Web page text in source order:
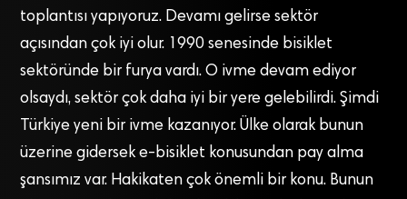
toplantısı yapıyoruz. Devamı gelirse sektör
açısından çok iyi olur. 1990 senesinde bisiklet
sektöründe bir furya vardı. O ivme devam ediyor
olsaydı, sektör çok daha iyi bir yere gelebilirdi. Şimdi
Türkiye yeni bir ivme kazanıyor. Ülke olarak bunun
üzerine gidersek e-bisiklet konusundan pay alma
şansımız var. Hakikaten çok önemli bir konu. Bunun